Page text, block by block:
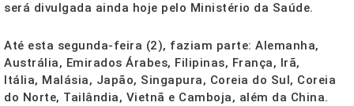
será divulgada ainda hoje pelo Ministério da Saúde.
Até esta segunda-feira (2), faziam parte: Alemanha,
Austrália, Emirados Árabes, Filipinas, França, Irã,
Itália, Malásia, Japão, Singapura, Coreia do Sul, Coreia
do Norte, Tailândia, Vietnã e Camboja, além da China.